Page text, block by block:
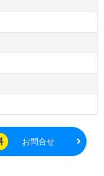
お問合せ